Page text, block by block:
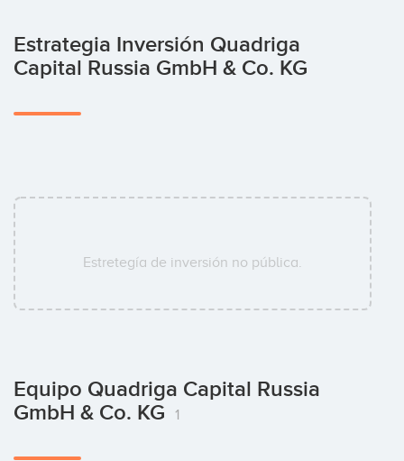
Estrategia Inversión Quadriga
Capital Russia GmbH & Co. KG
Estretegía de inversión no pública.
Equipo Quadriga Capital Russia
GmbH & Co. KG
1